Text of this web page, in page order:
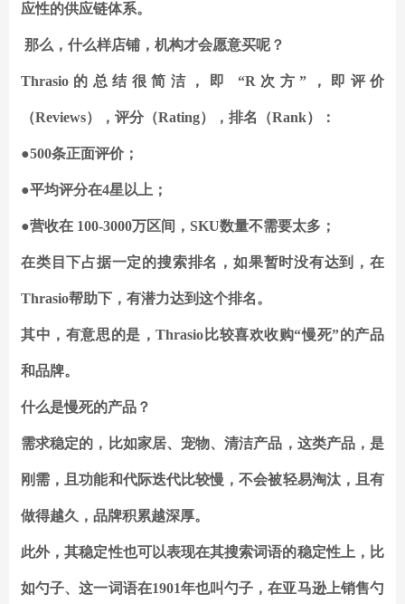
应性的供应链体系。
那么，什么样店铺，机构才会愿意买呢？
Thrasio的总结很简洁，即 “R次方”， 即 评价
（Reviews），评分（Rating），排名（Rank） ：
●500条正面评价；
●平均评分在4星以上；
●营收在 100-3000万区间，SKU数量不需要太多；
在类目下占据一定的搜索排名，如果暂时没有达到，在
Thrasio帮助下，有潜力达到这个排名。
其中，有意思的是，Thrasio比较喜欢收购“慢死”的产品
和品牌。
什么是慢死的产品？
需求稳定的，比如家居、宠物、清洁产品，这类产品，是
刚需，且功能和代际迭代比较慢，不会被轻易淘汰，且有
做得越久，品牌积累越深厚。
此外，其稳定性也可以表现在其搜索词语的稳定性上 ，比
如勺子、这一词语在1901年也叫勺子，在亚马逊上销售勺